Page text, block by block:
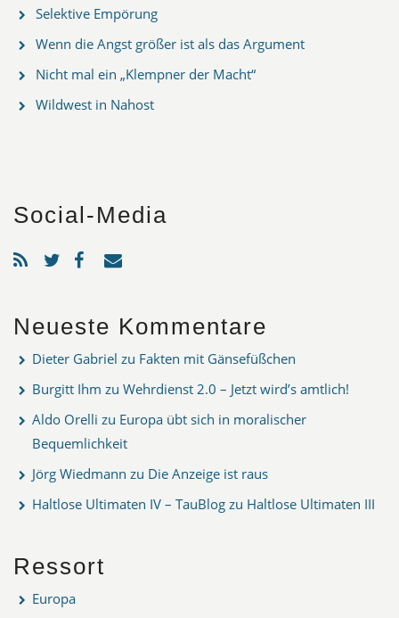
Selektive Empörung
Wenn die Angst größer ist als das Argument
Nicht mal ein „Klempner der Macht“
Wildwest in Nahost
Social-Media
Neueste Kommentare
Dieter Gabriel zu Fakten mit Gänsefüßchen
Burgitt Ihm zu Wehrdienst 2.0 – Jetzt wird’s amtlich!
Aldo Orelli zu Europa übt sich in moralischer
Bequemlichkeit
Jörg Wiedmann zu Die Anzeige ist raus
Haltlose Ultimaten IV – TauBlog zu Haltlose Ultimaten III
Ressort
Europa